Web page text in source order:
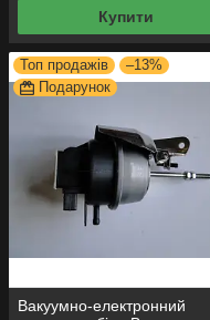
Купити
Топ продажів
–13%
Подарунок
Вакуумно-електронний